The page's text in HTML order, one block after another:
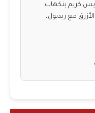
كريم بنكهات
مع ريدبول،